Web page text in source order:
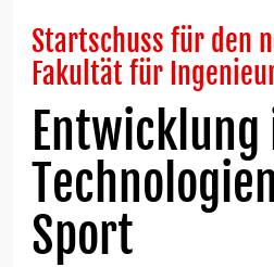
Startschuss für den
Fakultät für
Sport